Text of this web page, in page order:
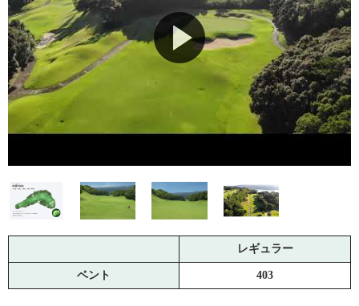
レギュラー
ベント 403